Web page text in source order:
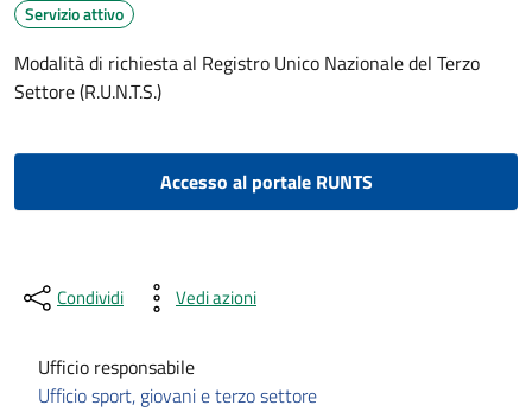
Servizio attivo
Modalità di richiesta al Registro Unico Nazionale del Terzo
Settore (R.U.N.T.S.)
Accesso al portale RUNTS
Condividi Vedi azioni
Ufficio responsabile
Ufficio sport, giovani e terzo settore